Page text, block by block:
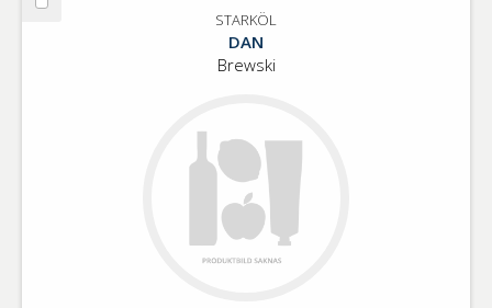
Välj
STARKÖL
DAN
Brewski